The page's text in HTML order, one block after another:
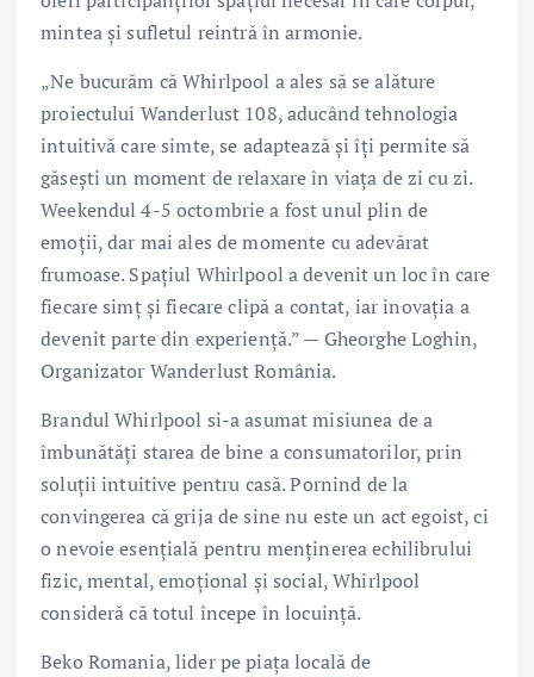
mintea și sufletul reintră în armonie.
„Ne bucurăm că Whirlpool a ales să se alăture
proiectului Wanderlust 108, aducând tehnologia
intuitivă care simte, se adaptează și îți permite să
găsești un moment de relaxare în viața de zi cu zi.
Weekendul 4-5 octombrie a fost unul plin de
emoții, dar mai ales de momente cu adevărat
frumoase. Spațiul Whirlpool a devenit un loc în care
fiecare simț și fiecare clipă a contat, iar inovația a
devenit parte din experiență.” — Gheorghe Loghin,
Organizator Wanderlust România.
Brandul Whirlpool si-a asumat misiunea de a
îmbunătăți starea de bine a consumatorilor, prin
soluții intuitive pentru casă. Pornind de la
convingerea că grija de sine nu este un act egoist, ci
o nevoie esențială pentru menținerea echilibrului
fizic, mental, emoțional și social, Whirlpool
consideră că totul începe în locuință.
Beko Romania, lider pe piața locală de